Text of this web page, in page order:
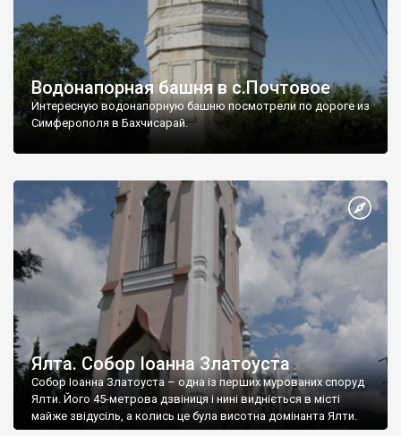
Водонапорная башня в с.Почтовое
Интересную водонапорную башню посмотрели по дороге из
Симферополя в Бахчисарай.
Ялта. Собор Іоанна Златоуста
Собор Іоанна Златоуста – одна із перших мурованих споруд
Ялти. Його 45-метрова дзвіниця і нині видніється в місті
майже звідусіль, а колись це була висотна домінанта Ялти.